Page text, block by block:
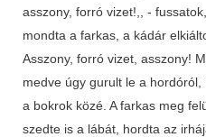
asszony, forró vizet!,, -
mondta a farkas, a kádár
Asszony, forró vizet, asszony!
medve úgy gurult le a
a bokrok közé. A farkas meg
szedte is a lábát, hordta az